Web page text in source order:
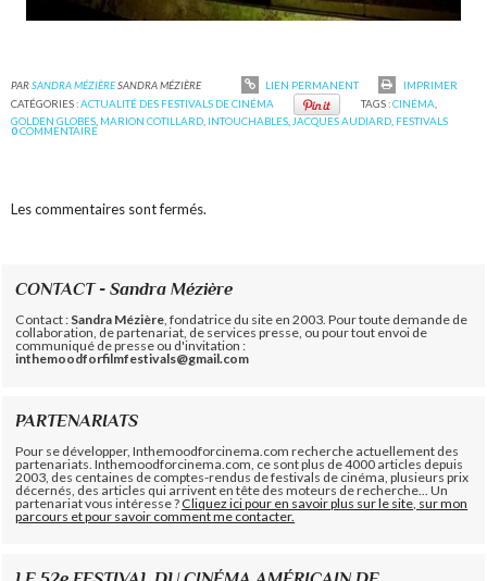
PARSANDRA MÉZIÈRESANDRA MÉZIÈRE LIEN PERMANENT
IMPRIMER
CATÉGORIES :ACTUALITÉ DES FESTIVALS DE CINÉMA TAGS :CINÉMA
GOLDEN GLOBES MARION COTILLARD INTOUCHABLES JACQUES AUDIARD FESTIVALS
0COMMENTAIRE
Les commentaires sont fermés.
CONTACT - Sandra Mézière
Contact : Sandra Mézière , fondatrice du site en 2003. Pour toute demande de
collaboration, de partenariat, de services presse, ou pour tout envoi de
communiqué de presse ou d'invitation :
inthemoodforfilmfestivals@gmail.com
PARTENARIATS
Pour se développer, Inthemoodforcinema.com recherche actuellement des
partenariats. Inthemoodforcinema.com, ce sont plus de 4000 articles depuis
2003, des centaines de comptes-rendus de festivals de cinéma, plusieurs prix
décernés, des articles qui arrivent en tête des moteurs de recherche... Un
partenariat vous intéresse ?Cliquez ici pour en savoir plus sur le site, sur mon
parcours et pour savoir comment me contacter.